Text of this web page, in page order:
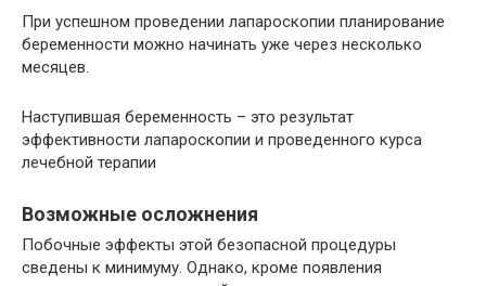
При успешном проведении лапароскопии планирование
беременности можно начинать уже через несколько
месяцев.
Наступившая беременность – это результат
эффективности лапароскопии и проведенного курса
лечебной терапии
Возможные осложнения
Побочные эффекты этой безопасной процедуры
сведены к минимуму. Однако, кроме появления